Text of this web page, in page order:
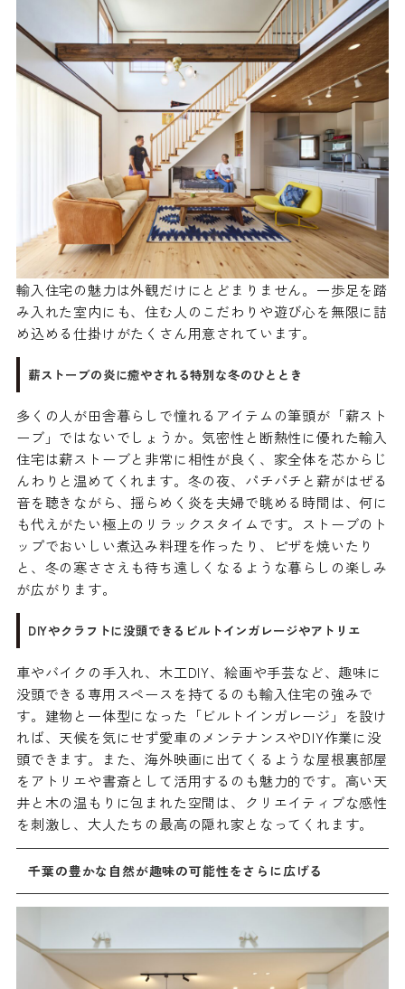
輸入住宅の魅力は外観だけにとどまりません。一歩足を踏
み入れた室内にも、住む人のこだわりや遊び心を無限に詰
め込める仕掛けがたくさん用意されています。
薪ストーブの炎に癒やされる特別な冬のひととき
多くの人が田舎暮らしで憧れるアイテムの筆頭が「薪スト
ーブ」ではないでしょうか。気密性と断熱性に優れた輸入
住宅は薪ストーブと非常に相性が良く、家全体を芯からじ
んわりと温めてくれます。冬の夜、パチパチと薪がはぜる
音を聴きながら、揺らめく炎を夫婦で眺める時間は、何に
も代えがたい極上のリラックスタイムです。ストーブのト
ップでおいしい煮込み料理を作ったり、ピザを焼いたり
と、冬の寒ささえも待ち遠しくなるような暮らしの楽しみ
が広がります。
DIYやクラフトに没頭できるビルトインガレージやアトリエ
車やバイクの手入れ、木工DIY、絵画や手芸など、趣味に
没頭できる専用スペースを持てるのも輸入住宅の強みで
す。建物と一体型になった「ビルトインガレージ」を設け
れば、天候を気にせず愛車のメンテナンスやDIY作業に没
頭できます。また、海外映画に出てくるような屋根裏部屋
をアトリエや書斎として活用するのも魅力的です。高い天
井と木の温もりに包まれた空間は、クリエイティブな感性
を刺激し、大人たちの最高の隠れ家となってくれます。
千葉の豊かな自然が趣味の可能性をさらに広げる